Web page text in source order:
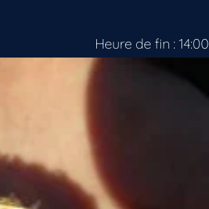
Heure de fin : 14:00